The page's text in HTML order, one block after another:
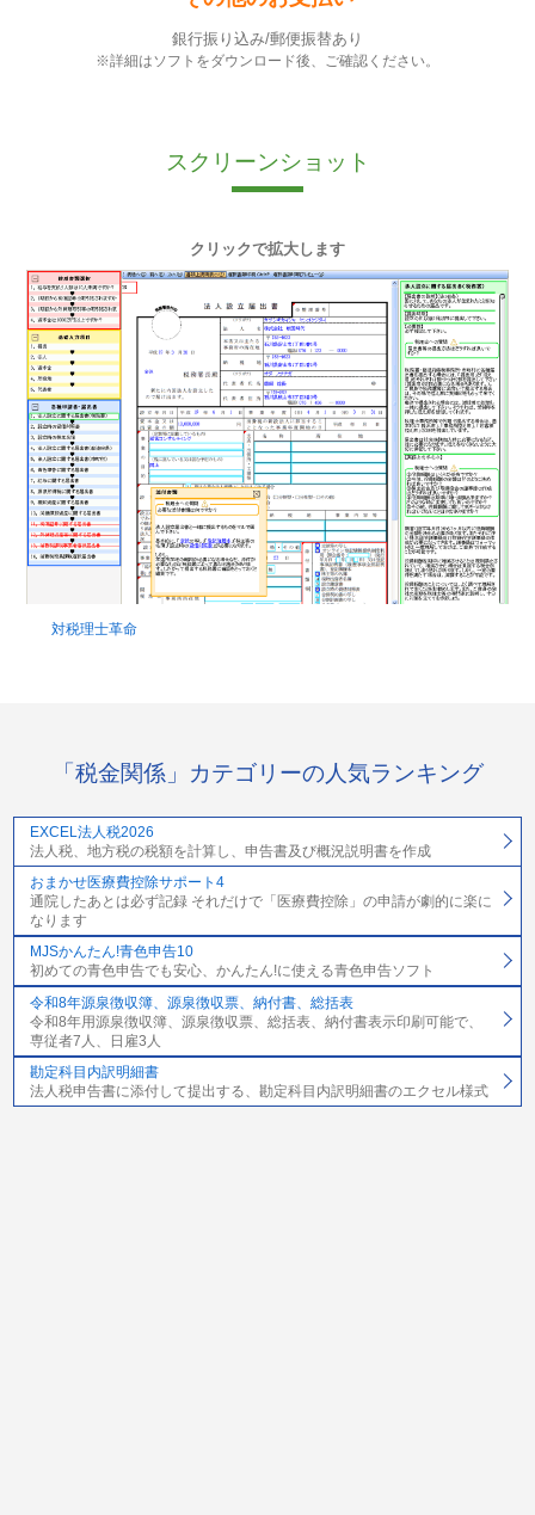
銀行振り込み/郵便振替あり
※詳細はソフトをダウンロード後、ご確認ください。
スクリーンショット
クリックで拡大します
対税理士革命
「税金関係」カテゴリーの人気ランキング
EXCEL法人税2026
法人税、地方税の税額を計算し、申告書及び概況説明書を作成
おまかせ医療費控除サポート4
通院したあとは必ず記録 それだけで「医療費控除」の申請が劇的に楽に
なります
MJSかんたん!青色申告10
初めての青色申告でも安心、かんたん!に使える青色申告ソフト
令和8年源泉徴収簿、源泉徴収票、納付書、総括表
令和8年用源泉徴収簿、源泉徴収票、総括表、納付書表示印刷可能で、
専従者7人、日雇3人
勘定科目内訳明細書
法人税申告書に添付して提出する、勘定科目内訳明細書のエクセル様式